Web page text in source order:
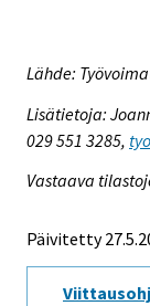
Lähde:
Lisätietoja:
029 551 3285,
Vastaava
Päivitetty